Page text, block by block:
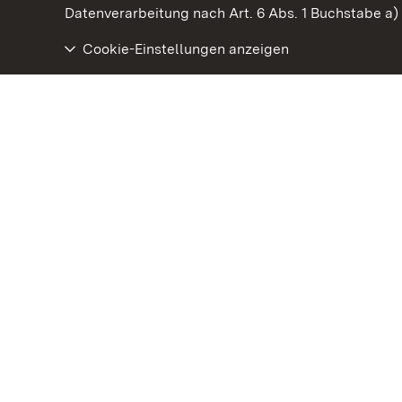
Datenverarbeitung nach Art. 6 Abs. 1 Buchstabe a)
Cookie-Einstellungen anzeigen